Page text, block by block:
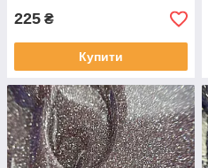
225 ₴
Купити